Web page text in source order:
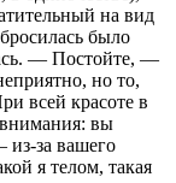
на вид
было
— Постойте, —
но то,
всей красоте в
внимания: вы
из-за вашего
я телом, такая